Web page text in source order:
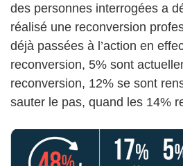
des personnes interrogées a
réalisé une reconversion
déjà passées à l’action en
reconversion, 5% sont
reconversion, 12% se sont
sauter le pas, quand les 14%